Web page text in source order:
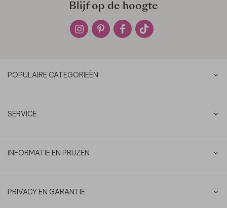
Blijf op de hoogte
POPULAIRE CATEGORIEËN
SERVICE
INFORMATIE EN PRIJZEN
PRIVACY EN GARANTIE